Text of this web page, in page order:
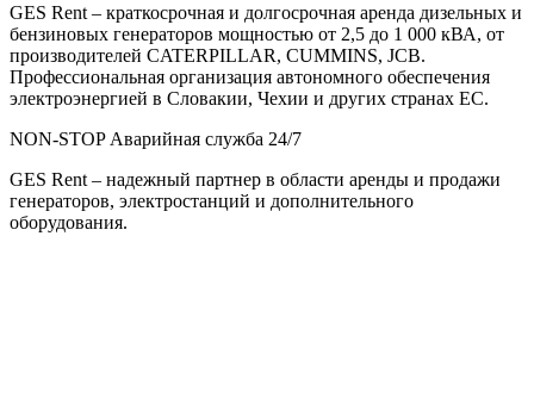
GES Rent – краткосрочная и долгосрочная аренда дизельных и
бензиновых генераторов мощностью от 2,5 до 1 000 кВА, от
производителей CATERPILLAR, CUMMINS, JCB.
Профессиональная организация автономного обеспечения
электроэнергией в Словакии, Чехии и других странах ЕС.
NON-STOP Аварийная служба 24/7
GES Rent – ​​надежный партнер в области аренды и продажи
генераторов, электростанций и дополнительного
оборудования.